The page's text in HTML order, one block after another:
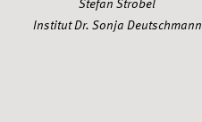
Institut Dr. Sonja Deutschmann